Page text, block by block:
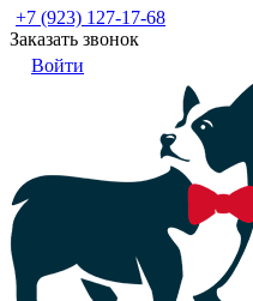
+7 (923) 127-17-68
Заказать звонок
Войти